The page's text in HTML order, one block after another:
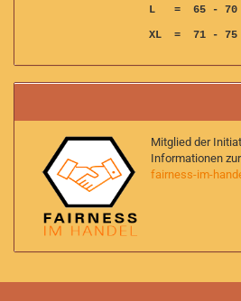
L = 65 - 70
XL = 71 - 75
Mitglied der
Informationen
fairness-im-